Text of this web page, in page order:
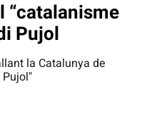
“catalanisme
Pujol
la Catalunya de
Pujol"